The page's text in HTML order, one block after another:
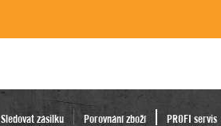
Sledovat zásilku Porovnání zboží PROFI servis